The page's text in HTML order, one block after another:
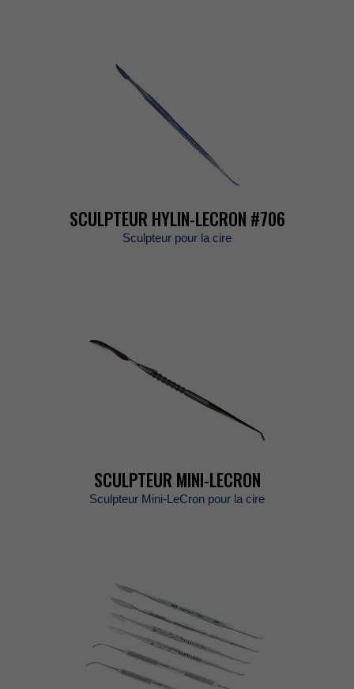
SCULPTEURHYLIN-LECRON#706
Sculpteurpourlacire
SCULPTEURMINI-LECRON
SculpteurMini-LeCronpourlacire